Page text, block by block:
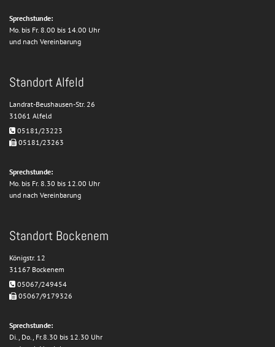
Sprechstunde:
Mo. bis Fr. 8.00 bis 14.00 Uhr
und nach Vereinbarung
Standort Alfeld
Landrat-Beushausen-Str. 26
31061 Alfeld
 05181/23223
 05181/23263
Sprechstunde:
Mo. bis Fr. 8.30 bis 12.00 Uhr
und nach Vereinbarung
Standort Bockenem
Königstr. 12
31167 Bockenem
 05067/249454
 05067/9179326
Sprechstunde:
Di., Do., Fr.8.30 bis 12.30 Uhr